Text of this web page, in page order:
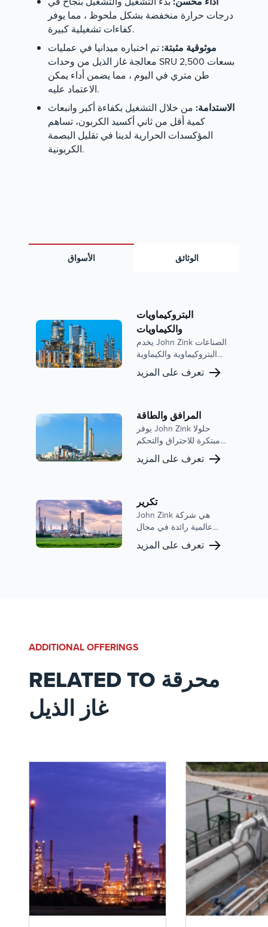
درجات حرارة منخفضة بشكل ملحوظ ، مما يوفر
كفاءات تشغيلية كبيرة.
موثوقية مثبتة:تم اختباره ميدانيا في عمليات
معالجة غاز الذيل من وحدات SRU بسعات 2,500
طن متري في اليوم ، مما يضمن أداء يمكن
الاعتماد عليه.
الاستدامة: من خلال التشغيل بكفاءة أكبر وانبعاث
كمية أقل من ثاني أكسيد الكربون، تساهم
المؤكسدات الحرارية لدينا في تقليل البصمة
الكربونية.
الأسواق الوثائق
البتروكيماويات
والكيماويات
يخدم John Zink الصناعات
البتروكيماوية والكيماوية
بحلول الاحتراق المتقدمة
وأنظمة التحكم في
الكفاءة وتعزيز السلامة ،
فإن خبرتنا مدعومة بسمعة
قوية وتاريخ من الابتكار في
تعرف على المزيد
المرافق والطاقة
يوفر John Zink حلولا
مبتكرة للاحتراق والتحكم
في الانبعاثات لسوق
المرافق والطاقة ، مما
تعرف على المزيد
تكرير
John Zink هي شركة
عالمية رائدة في مجال
الاحتراق والتحكم في
الانبعاثات ، ولها حضور قوي
تعرف على المزيد
ADDITIONAL OFFERINGS
RELATED TO محرقة
غاز الذيل